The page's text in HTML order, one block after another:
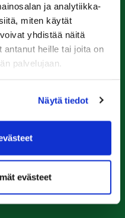
ja analytiikka-
miten käytät
yhdistää näitä
antanut heille tai joita on
palvelujaan.
Näytä tiedot
evästeet
20